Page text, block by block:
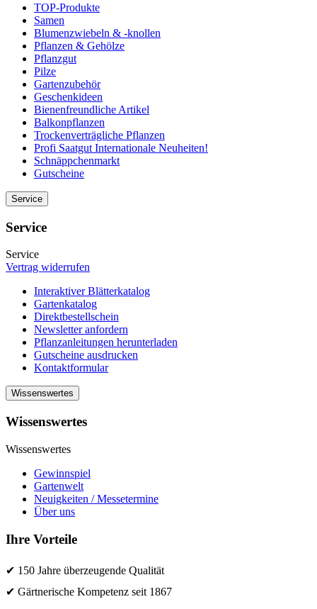
TOP-Produkte
Samen
Blumenzwiebeln & -knollen
Pflanzen & Gehölze
Pflanzgut
Pilze
Gartenzubehör
Geschenkideen
Bienenfreundliche Artikel
Balkonpflanzen
Trockenverträgliche Pflanzen
Profi Saatgut Internationale Neuheiten!
Schnäppchenmarkt
Gutscheine
Service
Service
Service
Vertrag widerrufen
Interaktiver Blätterkatalog
Gartenkatalog
Direktbestellschein
Newsletter anfordern
Pflanzanleitungen herunterladen
Gutscheine ausdrucken
Kontaktformular
Wissenswertes
Wissenswertes
Wissenswertes
Gewinnspiel
Gartenwelt
Neuigkeiten / Messetermine
Über uns
Ihre Vorteile
✔ 150 Jahre überzeugende Qualität
✔ Gärtnerische Kompetenz seit 1867